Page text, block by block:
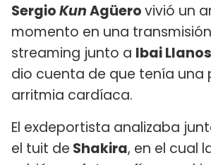
SergioKunAgüerovivió un
momento en una
streaming junto a Ibai Llanos
dio cuenta de que tenía una
arritmia cardíaca.
El exdeportista analizaba
el tuit de Shakira, en el cual